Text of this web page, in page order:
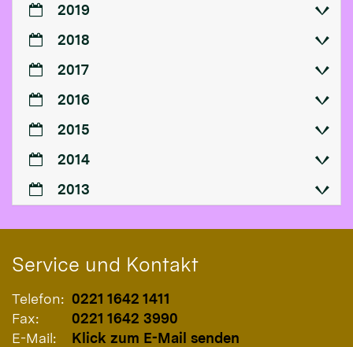
2019
2018
2017
2016
2015
2014
2013
Service und Kontakt
Telefon: 0221 1642 1411
Fax:
0221 1642 3990
E-Mail:
Klick zum E-Mail senden